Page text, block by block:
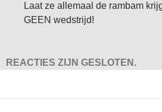
Laat ze allemaal de rambam
GEEN wedstrijd!
REACTIES ZIJN GESLOTEN.